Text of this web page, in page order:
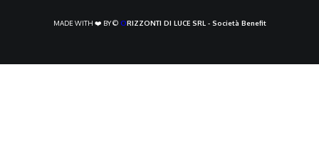
MADE WITH ❤️ BY © ORIZZONTI DI LUCE SRL - Società Benefit